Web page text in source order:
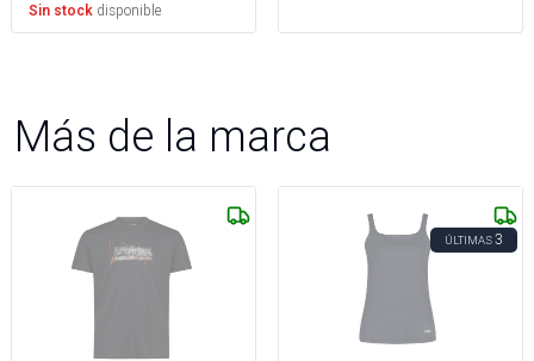
Sin stock disponible
Más de la marca
ÚLTIMAS3